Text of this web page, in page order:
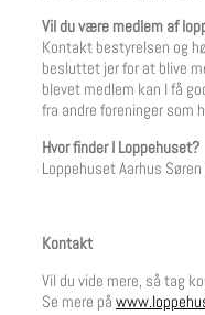
Vil du være medlem af
Kontakt bestyrelsen og
besluttet jer for at blive
blevet medlem kan I få
fra andre foreninger som
Hvor finder I Loppehuset?
Loppehuset Aarhus
Kontakt
Vil du vide mere, så tag
Se mere på